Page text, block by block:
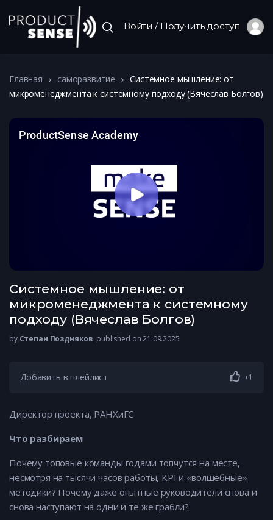
Войти / Получить доступ
Главная саморазвитие
Системное мышление: от
микроменеджмента к системному подходу (Вячеслав Болгов)
Системное мышление: от
микроменеджмента к системному
подходу (Вячеслав Болгов)
by Степан Поздняков published on 21.09.2025
Добавить в плейлист +1
Директор проекта, РАНХиГС
Что разбираем
Почему топовые команды годами топчутся на месте,
несмотря на тысячи часов работы, KPI и «волшебные»
методики? Почему даже опытные руководители снова и
снова наступают на одни и те же грабли?